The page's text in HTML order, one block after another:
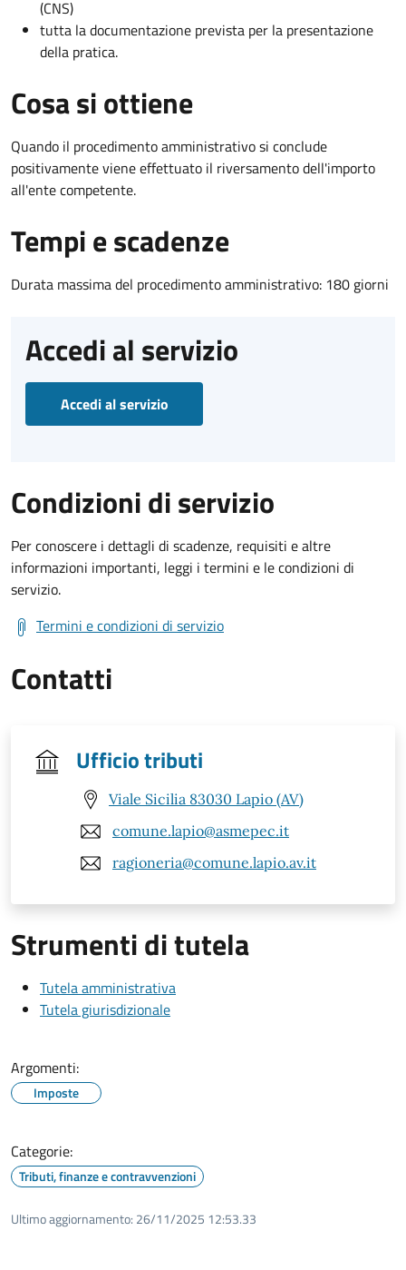
(CNS)
tutta la documentazione prevista per la presentazione
della pratica.
Cosa si ottiene
Quando il procedimento amministrativo si conclude
positivamente viene effettuato il riversamento dell'importo
all'ente competente.
Tempi e scadenze
Durata massima del procedimento amministrativo: 180 giorni
Accedi al servizio
Accedi al servizio
Condizioni di servizio
Per conoscere i dettagli di scadenze, requisiti e altre
informazioni importanti, leggi i termini e le condizioni di
servizio.
Termini e condizioni di servizio
Contatti
Ufficio tributi
Viale Sicilia 83030 Lapio (AV)
comune.lapio@asmepec.it
ragioneria@comune.lapio.av.it
Strumenti di tutela
Tutela amministrativa
Tutela giurisdizionale
Argomenti:
Imposte
Categorie:
Tributi, finanze e contravvenzioni
Ultimo aggiornamento: 26/11/2025 12:53.33